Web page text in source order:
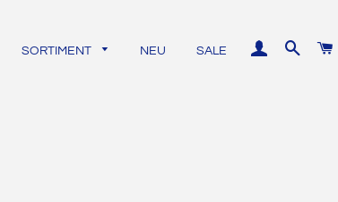
SORTIMENT NEU SALE EINLOGGEN
SUCHE